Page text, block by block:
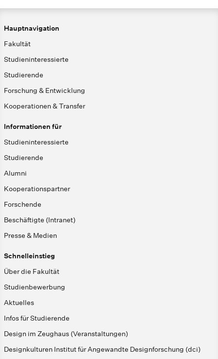
Hauptnavigation
Fakultät
Studieninteressierte
Studierende
Forschung & Entwicklung
Kooperationen & Transfer
Informationen für
Studieninteressierte
Studierende
Alumni
Kooperationspartner
Forschende
Beschäftigte (Intranet)
Presse & Medien
Schnelleinstieg
Über die Fakultät
Studienbewerbung
Aktuelles
Infos für Studierende
Design im Zeughaus (Veranstaltungen)
Designkulturen Institut für Angewandte Designforschung (dci)